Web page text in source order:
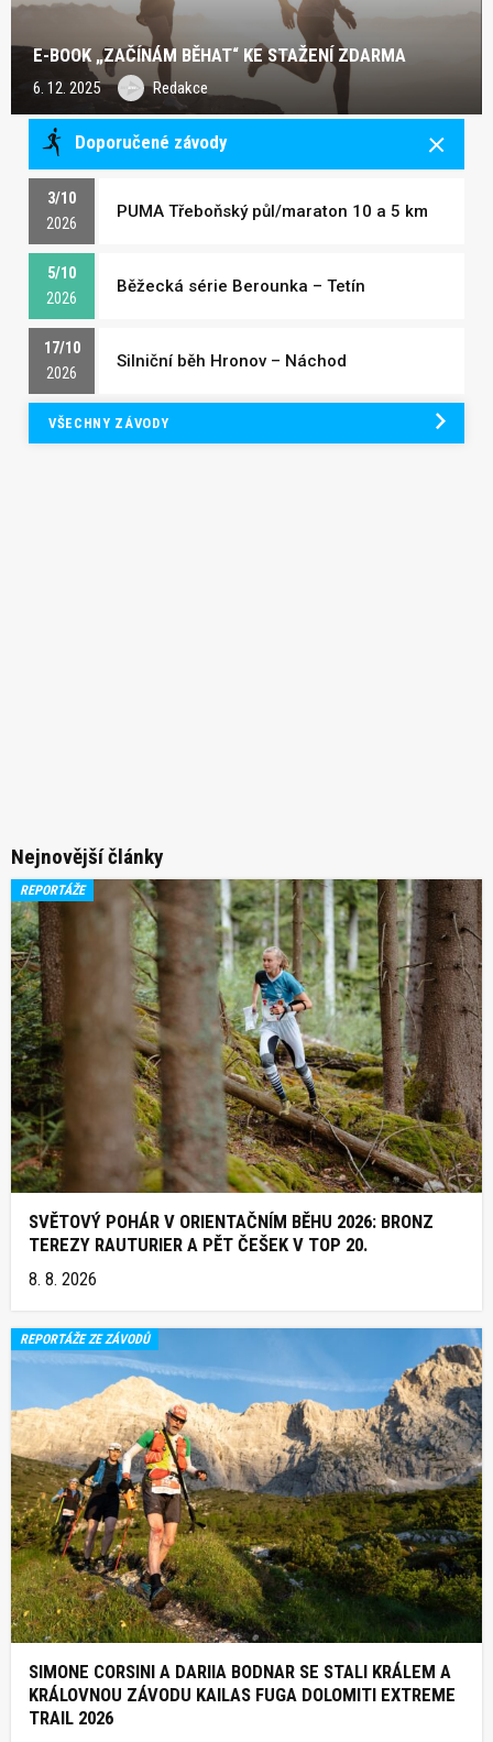
E-BOOK „ZAČÍNÁM BĚHAT“ KE STAŽENÍ ZDARMA
6. 12. 2025 Redakce
Doporučené závody
3/10
2026
PUMA Třeboňský půl/maraton 10 a 5 km
5/10
2026
Běžecká série Berounka – Tetín
17/10
2026
Silniční běh Hronov – Náchod
VŠECHNY ZÁVODY
Nejnovější články
REPORTÁŽE
SVĚTOVÝ POHÁR V ORIENTAČNÍM BĚHU 2026: BRONZ
TEREZY RAUTURIER A PĚT ČEŠEK V TOP 20.
8. 8. 2026
REPORTÁŽE ZE ZÁVODŮ
SIMONE CORSINI A DARIIA BODNAR SE STALI KRÁLEM A
KRÁLOVNOU ZÁVODU KAILAS FUGA DOLOMITI EXTREME
TRAIL 2026